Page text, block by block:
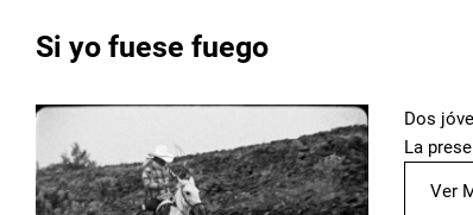
Si yo fuese fuego
Dos
La
Ver